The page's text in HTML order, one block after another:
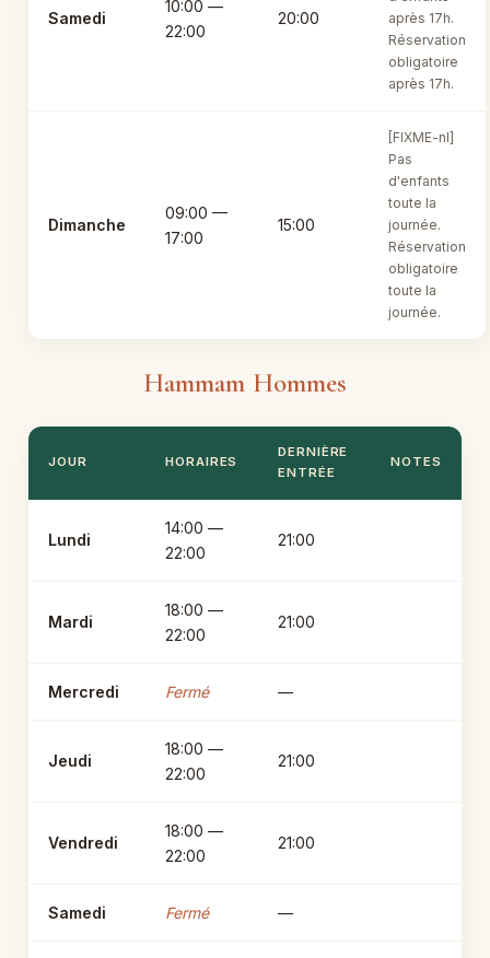
Samedi
10:00 —
22:00
20:00
après 17h.
Réservation
obligatoire
après 17h.
Dimanche
09:00 —
17:00
15:00
[FIXME-nl]
Pas
d'enfants
toute la
journée.
Réservation
obligatoire
toute la
journée.
Hammam Hommes
JOUR HORAIRES
DERNIÈRE
ENTRÉE
NOTES
Lundi
14:00 —
22:00
21:00
Mardi
18:00 —
22:00
21:00
Mercredi Fermé —
Jeudi
18:00 —
22:00
21:00
Vendredi
18:00 —
22:00
21:00
Samedi Fermé —